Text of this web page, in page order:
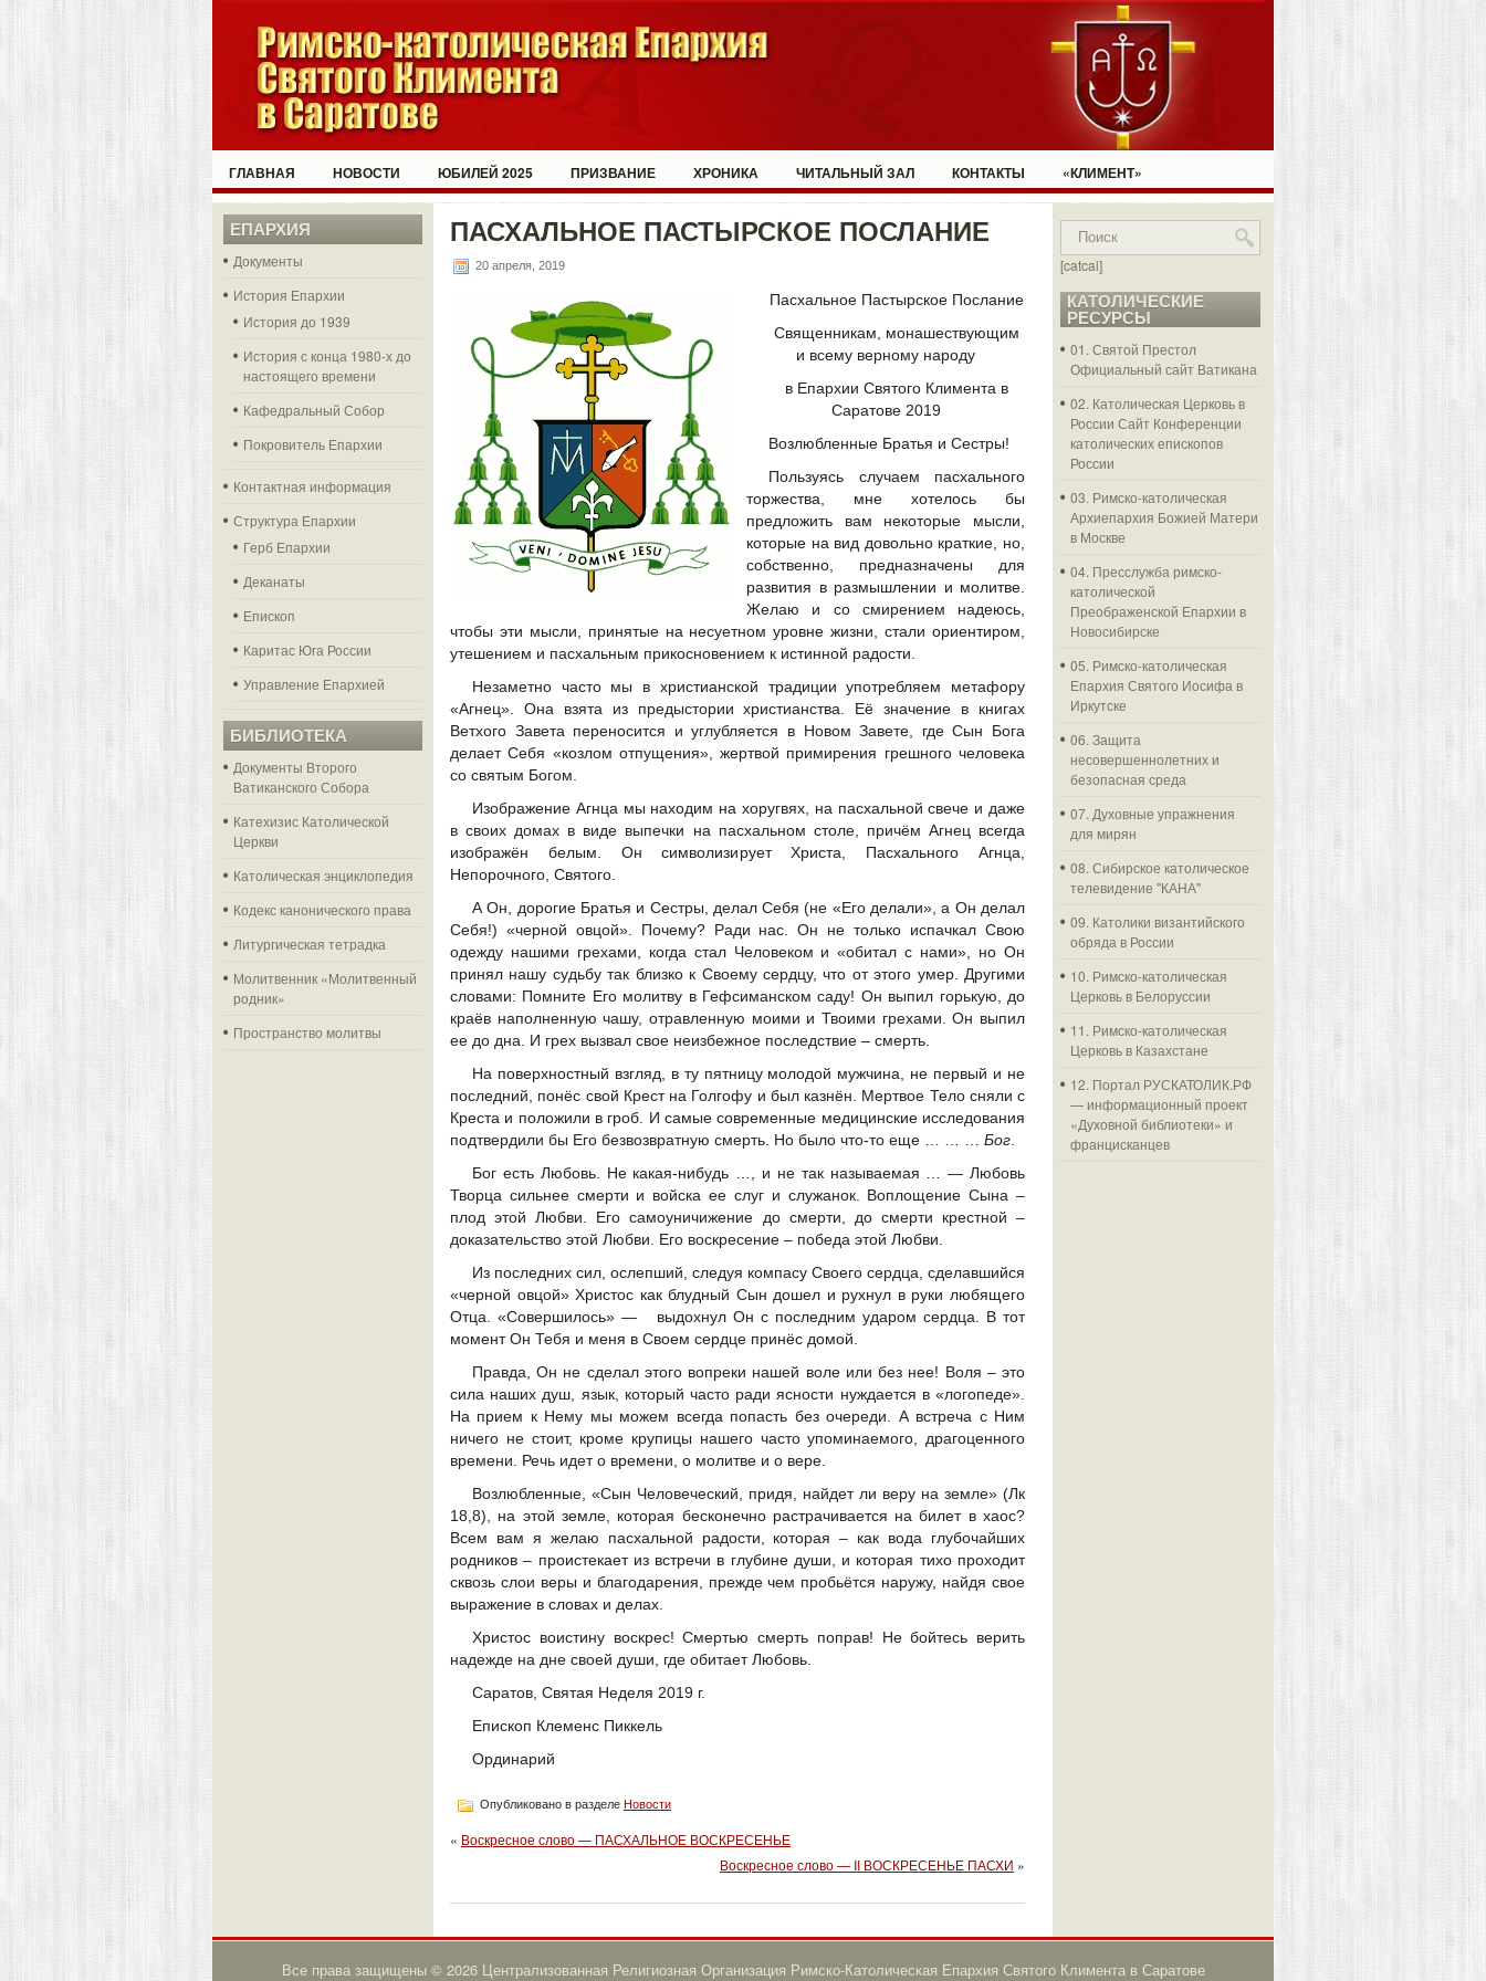
ГЛАВНАЯ НОВОСТИ ЮБИЛЕЙ 2025 ПРИЗВАНИЕ ХРОНИКА ЧИТАЛЬНЫЙ ЗАЛ КОНТАКТЫ «КЛИМЕНТ»
ЕПАРХИЯ
Документы
История Епархии
История до 1939
История с конца 1980-х до
настоящего времени
Кафедральный Собор
Покровитель Епархии
Контактная информация
Структура Епархии
Герб Епархии
Деканаты
Епископ
Каритас Юга России
Управление Епархией
БИБЛИОТЕКА
Документы Второго
Ватиканского Собора
Катехизис Католической
Церкви
Католическая энциклопедия
Кодекс канонического права
Литургическая тетрадка
Молитвенник «Молитвенный
родник»
Пространство молитвы
ПАСХАЛЬНОЕ ПАСТЫРСКОЕ ПОСЛАНИЕ
20 апреля, 2019
Пасхальное Пастырское Послание
Священникам, монашествующим
и всему верному народу
в Епархии Святого Климента в
Саратове 2019
Возлюбленные Братья и Сестры!
Пользуясь случаем пасхального
торжества, мне хотелось бы
предложить вам некоторые мысли,
которые на вид довольно краткие, но,
собственно, предназначены для
развития в размышлении и молитве.
Желаю и со смирением надеюсь,
чтобы эти мысли, принятые на несуетном уровне жизни, стали ориентиром,
утешением и пасхальным прикосновением к истинной радости.
Незаметно часто мы в христианской традиции употребляем метафору
«Агнец». Она взята из предыстории христианства. Её значение в книгах
Ветхого Завета переносится и углубляется в Новом Завете, где Сын Бога
делает Себя «козлом отпущения», жертвой примирения грешного человека
со святым Богом.
Изображение Агнца мы находим на хоругвях, на пасхальной свече и даже
в своих домах в виде выпечки на пасхальном столе, причём Агнец всегда
изображён белым. Он символизирует Христа, Пасхального Агнца,
Непорочного, Святого.
А Он, дорогие Братья и Сестры, делал Себя (не «Его делали», а Он делал
Себя!) «черной овцой». Почему? Ради нас. Он не только испачкал Свою
одежду нашими грехами, когда стал Человеком и «обитал с нами», но Он
принял нашу судьбу так близко к Своему сердцу, что от этого умер. Другими
словами: Помните Его молитву в Гефсиманском саду! Он выпил горькую, до
краёв наполненную чашу, отравленную моими и Твоими грехами. Он выпил
ее до дна. И грех вызвал свое неизбежное последствие – смерть.
На поверхностный взгляд, в ту пятницу молодой мужчина, не первый и не
последний, понёс свой Крест на Голгофу и был казнён. Мертвое Тело сняли с
Креста и положили в гроб. И самые современные медицинские исследования
подтвердили бы Его безвозвратную смерть. Но было что-то еще … … … Бог
Бог есть Любовь. Не какая-нибудь …, и не так называемая … — Любовь
Творца сильнее смерти и войска ее слуг и служанок. Воплощение Сына –
плод этой Любви. Его самоуничижение до смерти, до смерти крестной –
доказательство этой Любви. Его воскресение – победа этой Любви.
Из последних сил, ослепший, следуя компасу Своего сердца, сделавшийся
«черной овцой» Христос как блудный Сын дошел и рухнул в руки любящего
Отца. «Совершилось» — выдохнул Он с последним ударом сердца. В тот
момент Он Тебя и меня в Своем сердце принёс домой.
Правда, Он не сделал этого вопреки нашей воле или без нее! Воля – это
сила наших душ, язык, который часто ради ясности нуждается в «логопеде».
На прием к Нему мы можем всегда попасть без очереди. А встреча с Ним
ничего не стоит, кроме крупицы нашего часто упоминаемого, драгоценного
времени. Речь идет о времени, о молитве и о вере.
Возлюбленные, «Сын Человеческий, придя, найдет ли веру на земле» (Лк
18,8), на этой земле, которая бесконечно растрачивается на билет в хаос?
Всем вам я желаю пасхальной радости, которая – как вода глубочайших
родников – проистекает из встречи в глубине души, и которая тихо проходит
сквозь слои веры и благодарения, прежде чем пробьётся наружу, найдя свое
выражение в словах и делах.
Христос воистину воскрес! Смертью смерть поправ! Не бойтесь верить
надежде на дне своей души, где обитает Любовь.
Саратов, Святая Неделя 2019 г.
Епископ Клеменс Пиккель
Ординарий
Опубликовано в разделе Новости
« Воскресное слово — ПАСХАЛЬНОЕ ВОСКРЕСЕНЬЕ
Воскресное слово — II ВОСКРЕСЕНЬЕ ПАСХИ »
[catcal]
КАТОЛИЧЕСКИЕ
РЕСУРСЫ
01. Святой Престол
Официальный сайт Ватикана
02. Католическая Церковь в
России Сайт Конференции
католических епископов
России
03. Римско-католическая
Архиепархия Божией Матери
в Москве
04. Пресслужба римско-
католической
Преображенской Епархии в
Новосибирске
05. Римско-католическая
Епархия Святого Иосифа в
Иркутске
06. Защита
несовершеннолетних и
безопасная среда
07. Духовные упражнения
для мирян
08. Сибирское католическое
телевидение "КАНА"
09. Католики византийского
обряда в России
10. Римско-католическая
Церковь в Белоруссии
11. Римско-католическая
Церковь в Казахстане
12. Портал РУСКАТОЛИК.РФ
— информационный проект
«Духовной библиотеки» и
францисканцев
Все права защищены © 2026 Централизованная Религиозная Организация Римско-Католическая Епархия Святого Климента в Саратове